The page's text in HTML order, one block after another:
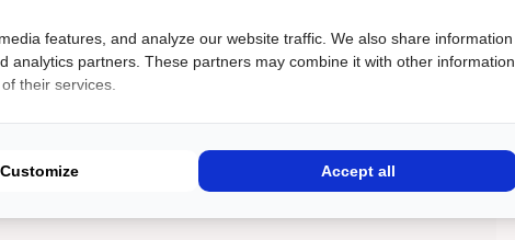
waaronder extra remschijven en remblokken, spare subframe,
bobines, bougies, extra splitter en diverse overige
componenten en een sterke technische basis — geschikt
features, and analyze our website traffic. We also share information
partners. These partners may combine it with other information
their services.
Customize Accept all